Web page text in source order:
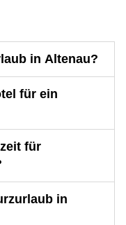
in Altenau?
für ein
für
in